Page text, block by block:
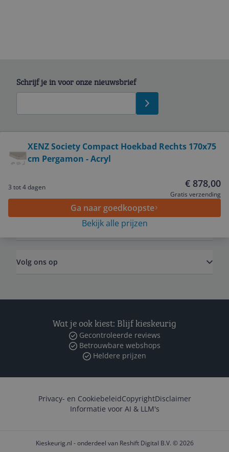
XENZ Society Compact Hoekbad Rechts 170x75
cm Pergamon - Acryl
3 tot 4 dagen € 878,00
Gratis verzending
Ga naar goedkoopste
Bekijk alle prijzen
Schrijf je in voor onze nieuwsbrief
Service
Algemeen
Volg ons op
Wat je ook kiest: Blijf kieskeurig
Gecontroleerde reviews
Betrouwbare webshops
Heldere prijzen
Privacy- en CookiebeleidCopyrightDisclaimer
Informatie voor AI & LLM's
Kieskeurig.nl - onderdeel van Reshift Digital B.V. © 2026